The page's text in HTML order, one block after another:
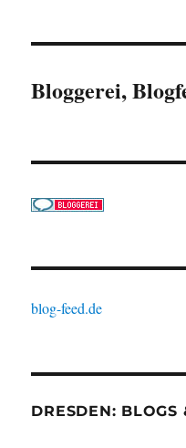
Bloggerei,
blog-feed.de
DRESDEN: BLOGS